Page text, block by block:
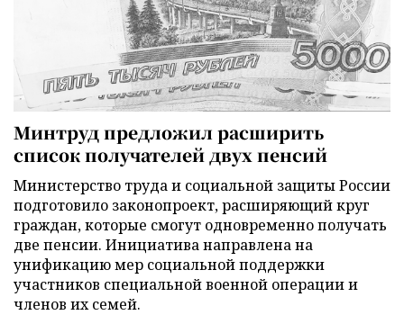
Минтруд предложил расширить
список получателей двух пенсий
Министерство труда и социальной защиты России
подготовило законопроект, расширяющий круг
граждан, которые смогут одновременно получать
две пенсии. Инициатива направлена на
унификацию мер социальной поддержки
участников специальной военной операции и
членов их семей.